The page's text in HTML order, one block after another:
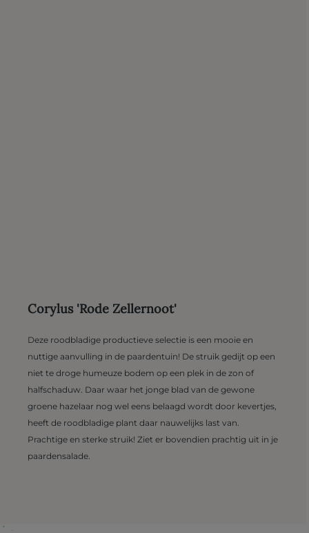
Corylus 'Rode Zellernoot'
Deze roodbladige productieve selectie is een mooie en
nuttige aanvulling in de paardentuin! De struik gedijt op een
niet te droge humeuze bodem op een plek in de zon of
halfschaduw. Daar waar het jonge blad van de gewone
groene hazelaar nog wel eens belaagd wordt door kevertjes,
heeft de roodbladige plant daar nauwelijks last van.
Prachtige en sterke struik! Ziet er bovendien prachtig uit in je
paardensalade.